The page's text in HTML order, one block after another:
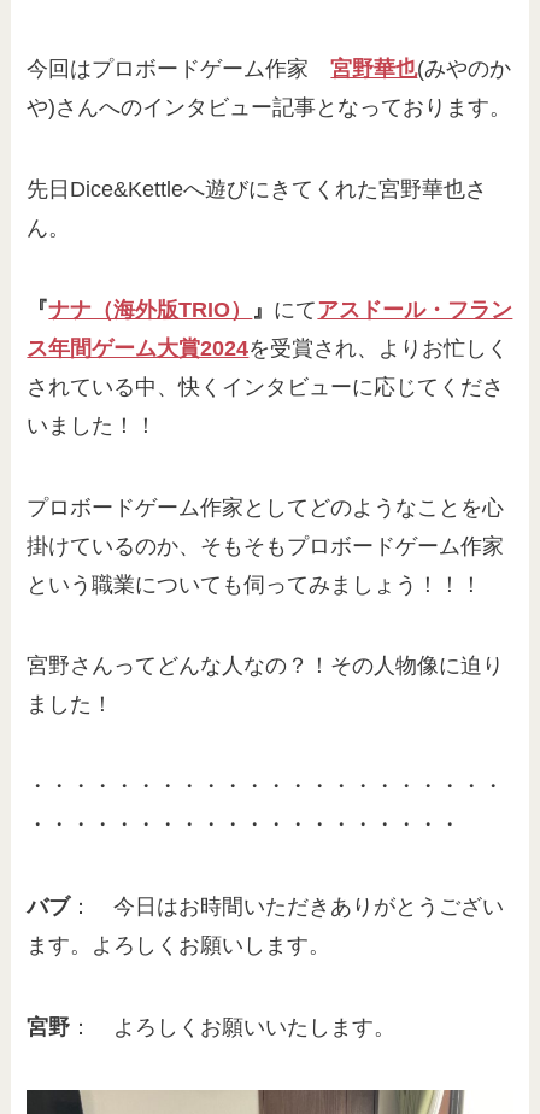
今回はプロボードゲーム作家宮野華也(みやのか
や)さんへのインタビュー記事となっております。
先日Dice&Kettleへ遊びにきてくれた宮野華也さ
ん。
『ナナ（海外版TRIO） 』 にてアスドール・フラン
ス年間ゲーム大賞2024を受賞され、よりお忙しく
されている中、快くインタビューに応じてくださ
いました！！
プロボードゲーム作家としてどのようなことを心
掛けているのか、そもそもプロボードゲーム作家
という職業についても伺ってみましょう！！！
宮野さんってどんな人なの？！その人物像に迫り
ました！
・・・・・・・・・・・・・・・・・・・・・・
・・・・・・・・・・・・・・・・・・・・
バブ ： 今日はお時間いただきありがとうござい
ます。よろしくお願いします。
宮野 ： よろしくお願いいたします。